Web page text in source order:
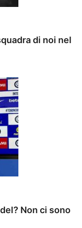
di noi nel
Non ci sono